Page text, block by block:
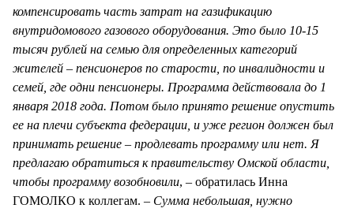
компенсировать часть затрат на газификацию
внутридомового газового оборудования. Это было 10-15
тысяч рублей на семью для определенных категорий
жителей – пенсионеров по старости, по инвалидности и
семей, где одни пенсионеры. Программа действовала до 1
января 2018 года. Потом было принято решение опустить
ее на плечи субъекта федерации, и уже регион должен был
принимать решение – продлевать программу или нет. Я
предлагаю обратиться к правительству Омской области,
чтобы программу возобновили, – обратилась Инна
ГОМОЛКО к коллегам. – Сумма небольшая, нужно